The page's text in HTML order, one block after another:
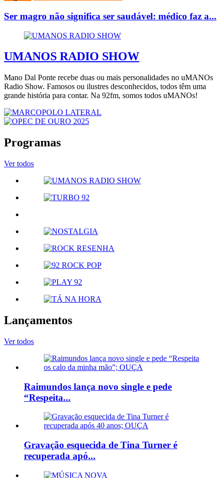
Ser magro não significa ser saudável: médico faz a...
UMANOS RADIO SHOW
Mano Dal Ponte recebe duas ou mais personalidades no uMANOs
Radio Show. Famosos ou ilustres desconhecidos, todos têm uma
grande história para contar. Na 92fm, somos todos uMANOs!
Programas
Ver todos
Lançamentos
Ver todos
Raimundos lança novo single e pede
“Respeita...
Gravação esquecida de Tina Turner é
recuperada apó...